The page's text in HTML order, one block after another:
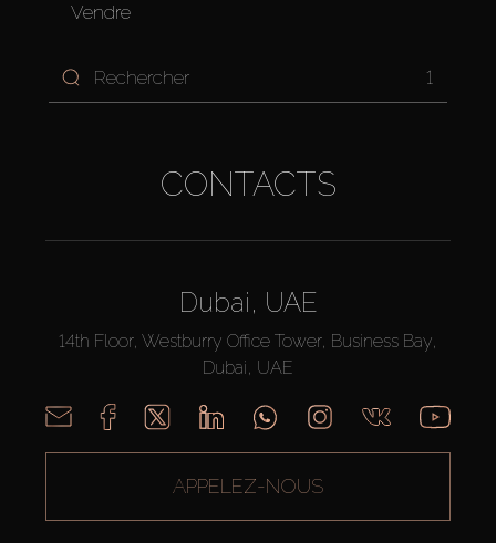
Vendre
1
CONTACTS
Dubai, UAE
14th Floor, Westburry Office Tower, Business Bay,
Dubai, UAE
APPELEZ-NOUS